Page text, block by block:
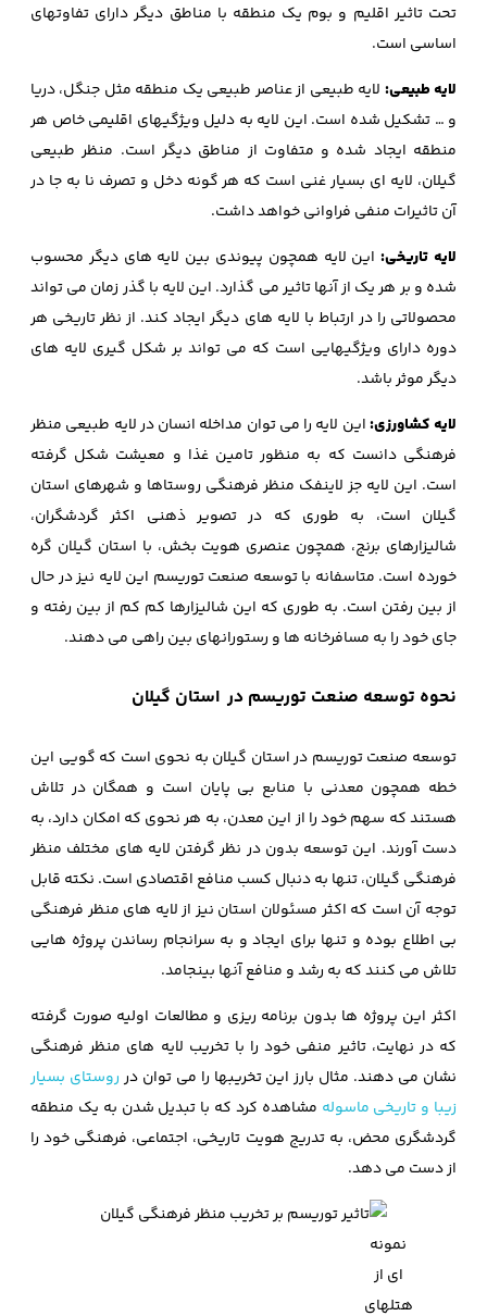
تحت تاثیر اقلیم و بوم یک منطقه با مناطق دیگر دارای تفاوتهای
اساسی است.
لایه طبیعی: لایه طبیعی از عناصر طبیعی یک منطقه مثل جنگل، دریا
و … تشکیل شده است. این لایه به دلیل ویژگیهای اقلیمی خاص هر
منطقه ایجاد شده و متفاوت از مناطق دیگر است. منظر طبیعی
گیلان، لایه ای بسیار غنی است که هر گونه دخل و تصرف نا به جا در
آن تاثیرات منفی فراوانی خواهد داشت.
لایه تاریخی:این لایه همچون پیوندی بین لایه های دیگر محسوب
شده و بر هر یک از آنها تاثیر می گذارد. این لایه با گذر زمان می تواند
محصولاتی را در ارتباط با لایه های دیگر ایجاد کند. از نظر تاریخی هر
دوره دارای ویژگیهایی است که می تواند بر شکل گیری لایه های
دیگر موثر باشد.
لایه کشاورزی:این لایه را می توان مداخله انسان در لایه طبیعی منظر
فرهنگی دانست که به منظور تامین غذا و معیشت شکل گرفته
است. این لایه جز لاینفک منظر فرهنگی روستاها و شهرهای استان
گیلان است، به طوری که در تصویر ذهنی اکثر گردشگران،
شالیزارهای برنج، همچون عنصری هویت بخش، با استان گیلان گره
خورده است. متاسفانه با توسعه صنعت توریسم این لایه نیز در حال
از بین رفتن است. به طوری که این شالیزارها کم کم از بین رفته و
جای خود را به مسافرخانه ها و رستورانهای بین راهی می دهند.
نحوه توسعه صنعت توریسم در استان گیلان
توسعه صنعت توریسم در استان گیلان به نحوی است که گویی این
خطه همچون معدنی با منابع بی پایان است و همگان در تلاش
هستند که سهم خود را از این معدن، به هر نحوی که امکان دارد، به
دست آورند. این توسعه بدون در نظر گرفتن لایه های مختلف منظر
فرهنگی گیلان، تنها به دنبال کسب منافع اقتصادی است. نکته قابل
توجه آن است که اکثر مسئولان استان نیز از لایه های منظر فرهنگی
بی اطلاع بوده و تنها برای ایجاد و به سرانجام رساندن پروژه هایی
تلاش می کنند که به رشد و منافع آنها بینجامد.
اکثر این پروژه ها بدون برنامه ریزی و مطالعات اولیه صورت گرفته
که در نهایت، تاثیر منفی خود را با تخریب لایه های منظر فرهنگی
نشان می دهند. مثال بارز این تخریبها را می توان درروستای بسیار
زیبا و تاریخی ماسوله مشاهده کرد که با تبدیل شدن به یک منطقه
گردشگری محض، به تدریج هویت تاریخی، اجتماعی، فرهنگی خود را
از دست می دهد.
نمونه
ای از
هتلهای